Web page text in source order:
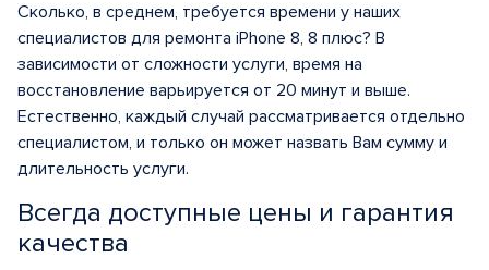
Сколько, в среднем, требуется времени у наших
специалистов для ремонта iPhone 8, 8 плюс? В
зависимости от сложности услуги, время на
восстановление варьируется от 20 минут и выше.
Естественно, каждый случай рассматривается отдельно
специалистом, и только он может назвать Вам сумму и
длительность услуги.
Всегда доступные цены и гарантия
качества